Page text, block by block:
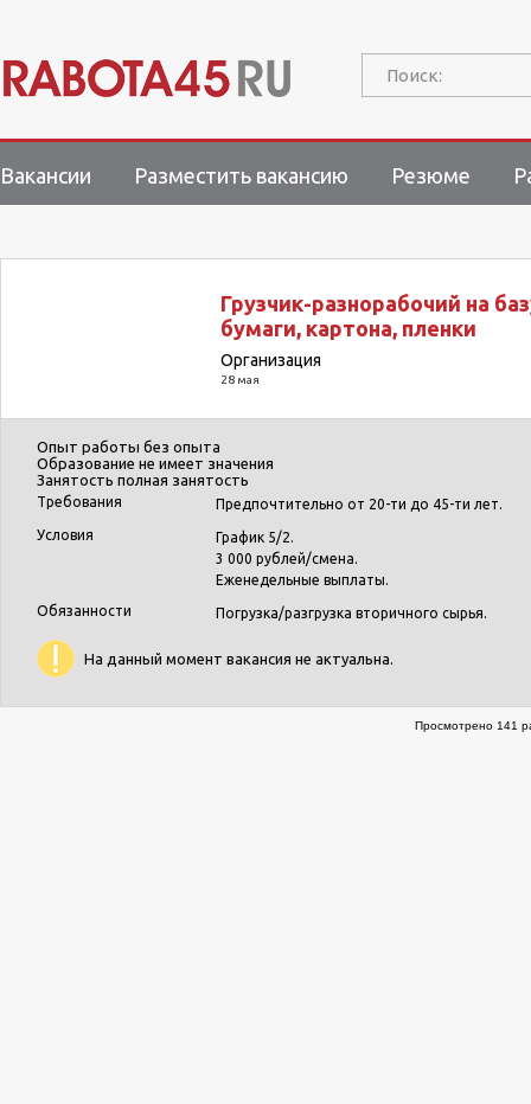
Поиск:
Вакансии Разместить вакансию Резюме
Грузчик-разнорабочий на
бумаги, картона, пленки
Организация
28 мая
Опыт работы без опыта
Образование не имеет значения
Занятость полная занятость
Требования
Предпочтительно от 20-ти до 45-ти лет.
Условия
График 5/2.
3 000 рублей/смена.
Еженедельные выплаты.
Обязанности
Погрузка/разгрузка вторичного сырья.
На данный момент вакансия не актуальна.
Просмотрено 141